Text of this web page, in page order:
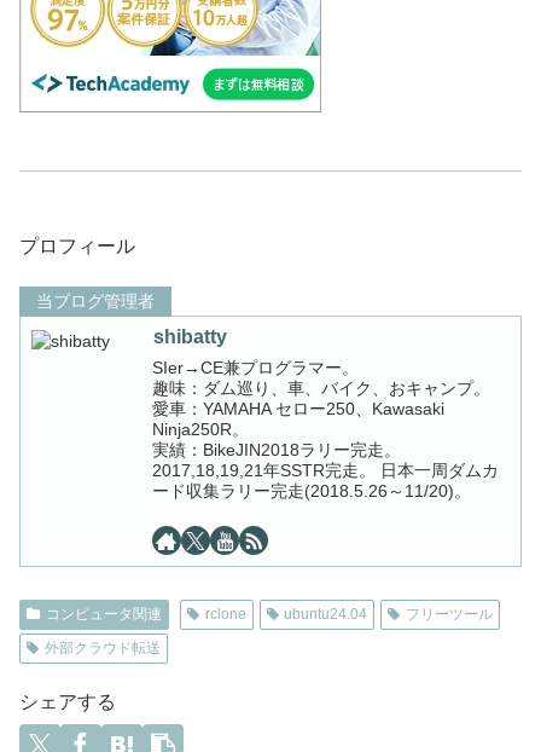
プロフィール
当ブログ管理者
shibatty
SIer→CE兼プログラマー。
趣味：ダム巡り、車、バイク、おキャンプ。
愛車：YAMAHA セロー250、Kawasaki
Ninja250R。
実績：BikeJIN2018ラリー完走。
2017,18,19,21年SSTR完走。 日本一周ダムカ
ード収集ラリー完走(2018.5.26～11/20)。
コンピュータ関連 rclone ubuntu24.04
フリーツール
外部クラウド転送
シェアする